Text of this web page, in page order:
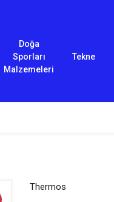
Doğa
Sporları
Malzemeleri
Tekne
Thermos